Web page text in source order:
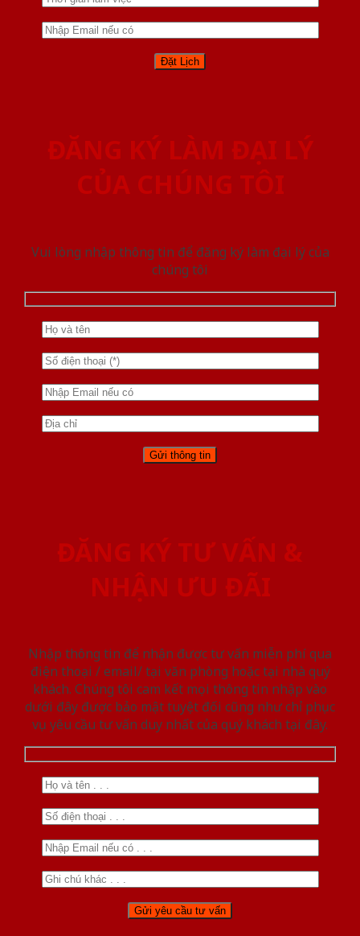
ĐĂNG KÝ LÀM ĐẠI LÝ
CỦA CHÚNG TÔI
Vui lòng nhập thông tin để đăng ký làm đại lý của
chúng tôi
ĐĂNG KÝ TƯ VẤN &
NHẬN ƯU ĐÃI
Nhập thông tin để nhận được tư vấn miễn phí qua
điện thoại / email/ tại văn phòng hoặc tại nhà quý
khách. Chúng tôi cam kết mọi thông tin nhập vào
dưới đây được bảo mật tuyệt đối cũng như chỉ phục
vụ yêu cầu tư vấn duy nhất của quý khách tại đây.